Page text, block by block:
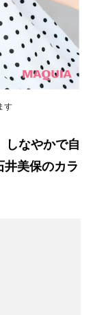
す
しなやかで自
美保のカラ